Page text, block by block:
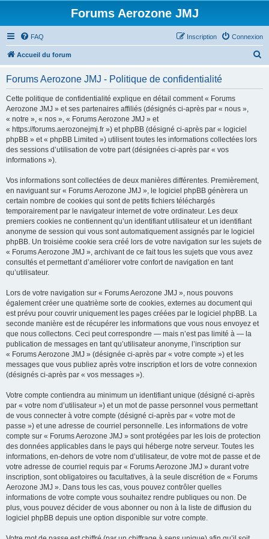
Forums Aerozone JMJ
FAQ Connexion
Inscription
Accueil du forum
Forums Aerozone JMJ - Politique de confidentialité
Cette politique de confidentialité explique en détail comment « Forums
Aerozone JMJ » et ses partenaires affiliés (désignés ci-après par « nous »,
« notre », « nos », « Forums Aerozone JMJ » et
« https://forums.aerozonejmj.fr ») et phpBB (désigné ci-après par « logiciel
phpBB » et « phpBB Limited ») utilisent toutes les informations collectées lors
des sessions d’utilisation de votre part (désignées ci-après par « vos
informations »).
Vos informations sont collectées de deux manières différentes. Premièrement,
en naviguant sur « Forums Aerozone JMJ », le logiciel phpBB génèrera un
certain nombre de cookies qui sont de petits fichiers téléchargés
temporairement par le navigateur internet de votre ordinateur. Les deux
premiers cookies ne contiennent qu’un identifiant utilisateur et un identifiant
anonyme de session qui vous sont automatiquement assignés par le logiciel
phpBB. Un troisième cookie sera créé lors de votre navigation sur les sujets de
« Forums Aerozone JMJ », archivant de ce fait tous les sujets que vous avez
consultés et permettant d’améliorer votre confort de navigation en tant
qu’utilisateur.
Lors de votre navigation sur « Forums Aerozone JMJ », nous pouvons
également créer une quatrième sorte de cookies, externes au document qui
est prévu pour couvrir uniquement les pages créées par le logiciel phpBB. La
seconde manière est de récupérer les informations que vous nous envoyez et
que nous collectons. Ceci peut correspondre — mais n’est pas limité à — la
publication de messages en tant qu’utilisateur anonyme, l’inscription sur
« Forums Aerozone JMJ » (désignée ci-après par « votre compte ») et les
messages que vous publiez après votre inscription et lors de votre connexion
(désignés ci-après par « vos messages »).
Votre compte contiendra au minimum un identifiant unique (désigné ci-après
par « votre nom d’utilisateur ») et un mot de passe personnel vous permettant
de vous connecter à votre compte (désigné ci-après par « votre mot de
passe ») et une adresse de courriel personnelle. Les informations de votre
compte sur « Forums Aerozone JMJ » sont protégées par les lois de protection
des données applicables dans le pays qui héberge notre serveur. Toutes les
informations, en-dehors de votre nom d’utilisateur, de votre mot de passe et de
votre adresse de courriel requis par « Forums Aerozone JMJ » durant votre
inscription, sont obligatoires ou facultatives, à la seule discrétion de « Forums
Aerozone JMJ ». Dans tous les cas, vous pouvez contrôler quelles
informations de votre compte vous souhaitez rendre publiques ou non. De
plus, vous pouvez décider de vous abonner ou non à la liste de diffusion du
logiciel phpBB depuis une option disponible sur votre compte.